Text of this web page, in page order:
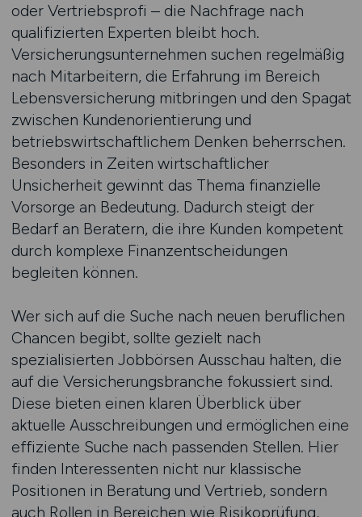
oder Vertriebsprofi – die Nachfrage nach
qualifizierten Experten bleibt hoch.
Versicherungsunternehmen suchen regelmäßig
nach Mitarbeitern, die Erfahrung im Bereich
Lebensversicherung mitbringen und den Spagat
zwischen Kundenorientierung und
betriebswirtschaftlichem Denken beherrschen.
Besonders in Zeiten wirtschaftlicher
Unsicherheit gewinnt das Thema finanzielle
Vorsorge an Bedeutung. Dadurch steigt der
Bedarf an Beratern, die ihre Kunden kompetent
durch komplexe Finanzentscheidungen
begleiten können.
Wer sich auf die Suche nach neuen beruflichen
Chancen begibt, sollte gezielt nach
spezialisierten Jobbörsen Ausschau halten, die
auf die Versicherungsbranche fokussiert sind.
Diese bieten einen klaren Überblick über
aktuelle Ausschreibungen und ermöglichen eine
effiziente Suche nach passenden Stellen. Hier
finden Interessenten nicht nur klassische
Positionen in Beratung und Vertrieb, sondern
auch Rollen in Bereichen wie Risikoprüfung,